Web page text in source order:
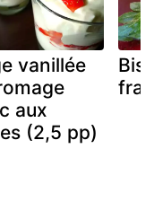
vanillée
aux
(2,5 pp)